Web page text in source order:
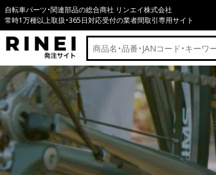
自転車パーツ・関連部品の総合商社 リンエイ株式会社
常時1万種以上取扱・365日対応受付の業者間取引専用サイト